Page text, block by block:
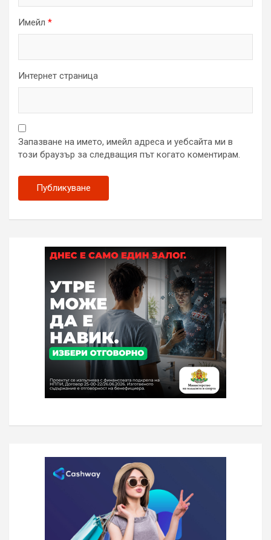
Имейл *
Интернет страница
Запазване на името, имейл адреса и уебсайта ми в
този браузър за следващия път когато коментирам.